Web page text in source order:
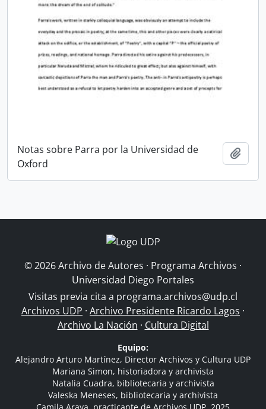
Notas sobre Parra por la Universidad de
Oxford
© 2026 Archivo de Autores · Programa Archivos ·
Universidad Diego Portales
Visitas previa cita a programa.archivos@udp.cl
Archivos UDP · Archivo Presidente Ricardo Lagos ·
Archivo La Nación · Cultura Digital
Equipo:
Alejandro Arturo Martínez, Director Archivos y Cultura UDP
Mariana Simon, historiadora y archivista
Natalia Cuadra, bibliotecaria y archivista
Valeska Meneses, bibliotecaria y archivista